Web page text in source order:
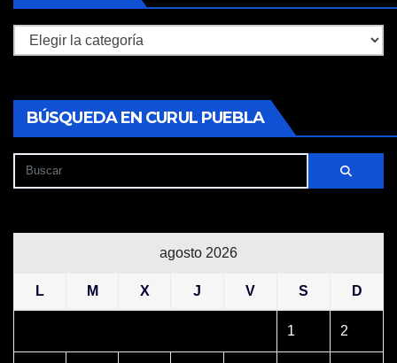
Secciones
BÚSQUEDA EN CURUL PUEBLA
agosto 2026
L M X J V S D
1 2